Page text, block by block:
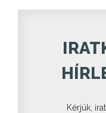
Kérjük,